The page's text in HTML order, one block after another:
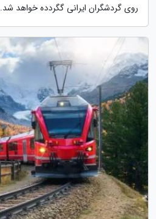
روی گردشگران ایرانی گگردده خواهد شد.